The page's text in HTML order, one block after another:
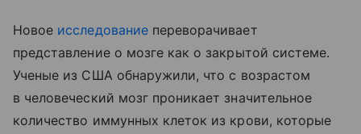
Новое исследованиепереворачивает
представление о мозге как о закрытой системе.
Ученые из США обнаружили, что с возрастом
в человеческий мозг проникает значительное
количество иммунных клеток из крови, которые